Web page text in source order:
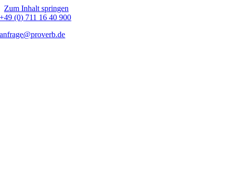
Zum Inhalt springen
+49 (0) 711 16 40 900
anfrage@proverb.de